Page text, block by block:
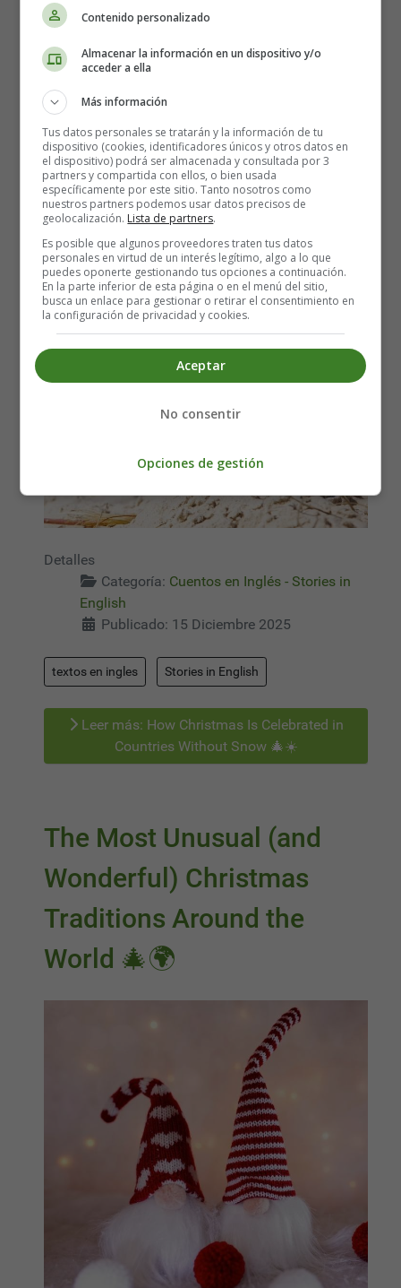
How Christmas Is
Celebrated in Countries
Without Snow 🎄☀️
Detalles
Categoría: Cuentos en Inglés - Stories in
English
Publicado: 15 Diciembre 2025
textos en ingles Stories in English
Leer más: How Christmas Is Celebrated in
Countries Without Snow 🎄☀️
The Most Unusual (and
Wonderful) Christmas
Traditions Around the
World 🎄🌍
Contenido personalizado
Almacenar la información en un dispositivo y/o
acceder a ella
Más información
Tus datos personales se tratarán y la información de tu
dispositivo (cookies, identificadores únicos y otros datos en
el dispositivo) podrá ser almacenada y consultada por 3
partners y compartida con ellos, o bien usada
específicamente por este sitio. Tanto nosotros como
nuestros partners podemos usar datos precisos de
geolocalización. Lista de partners.
Es posible que algunos proveedores traten tus datos
personales en virtud de un interés legítimo, algo a lo que
puedes oponerte gestionando tus opciones a continuación.
En la parte inferior de esta página o en el menú del sitio,
busca un enlace para gestionar o retirar el consentimiento en
la configuración de privacidad y cookies.
Aceptar
No consentir
Opciones de gestión